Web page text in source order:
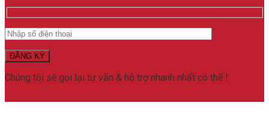
Chúng tôi sẽ gọi lại tư vấn & hỗ trợ nhanh nhất có thể !